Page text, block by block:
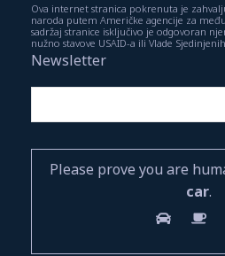
Ova internet stranica pokrenuta je
naroda putem Američke agencije za
sadržaj stranice isključivo je odgovoran
nužno stavove USAID-a ili Vlade
Newsletter
Please prove you are
car.